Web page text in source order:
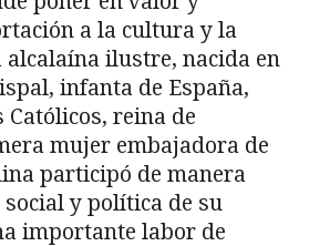
a la cultura y la
alcalaína ilustre, nacida en
infanta de España,
Católicos, reina de
mujer embajadora de
participó de manera
y política de su
importante labor de